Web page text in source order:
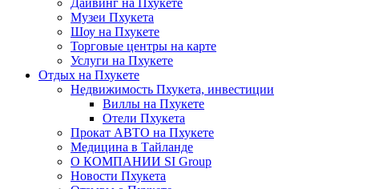
Дайвинг на Пхукете
Музеи Пхукета
Шоу на Пхукете
Торговые центры на карте
Услуги на Пхукете
Отдых на Пхукете
Недвижимость Пхукета, инвестиции
Виллы на Пхукете
Отели Пхукета
Прокат АВТО на Пхукете
Медицина в Тайланде
О КОМПАНИИ SI Group
Новости Пхукета